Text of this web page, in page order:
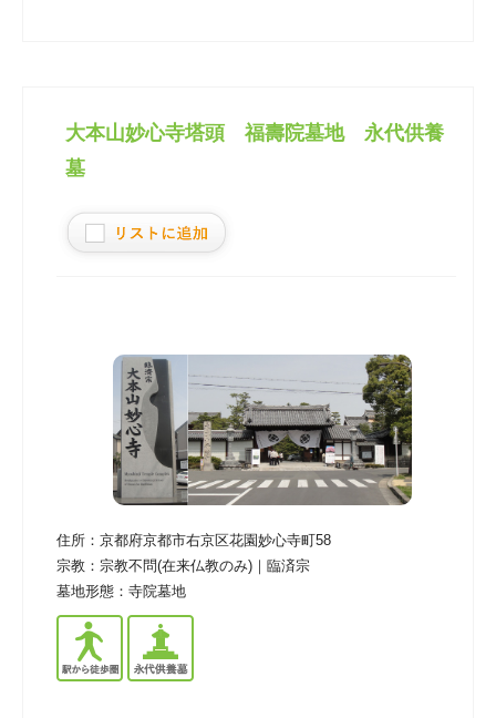
大本山妙心寺塔頭 福壽院墓地 永代供養
墓
住所： 京都府京都市右京区花園妙心寺町58
宗教： 宗教不問(在来仏教のみ)｜臨済宗
墓地形態： 寺院墓地